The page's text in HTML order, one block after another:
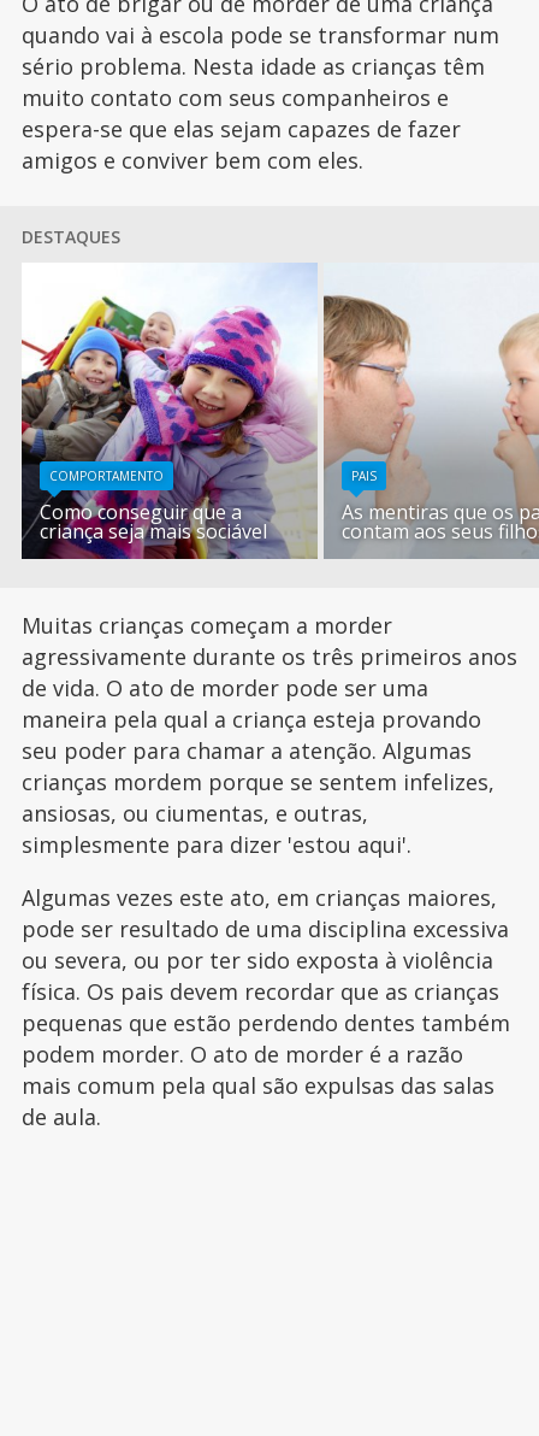
quando vai à escola pode se transformar num
sério problema. Nesta idade as crianças têm
muito contato com seus companheiros e
espera-se que elas sejam capazes de fazer
amigos e conviver bem com eles.
DESTAQUES
COMPORTAMENTO
Como conseguir que a
criança seja mais sociável
PAIS
As mentiras que os
contam aos seus
Muitas crianças começam a morder
agressivamente durante os três primeiros anos
de vida. O ato de morder pode ser uma
maneira pela qual a criança esteja provando
seu poder para chamar a atenção. Algumas
crianças mordem porque se sentem infelizes,
ansiosas, ou ciumentas, e outras,
simplesmente para dizer 'estou aqui'.
Algumas vezes este ato, em crianças maiores,
pode ser resultado de uma disciplina excessiva
ou severa, ou por ter sido exposta à violência
física. Os pais devem recordar que as crianças
pequenas que estão perdendo dentes também
podem morder. O ato de morder é a razão
mais comum pela qual são expulsas das salas
de aula.